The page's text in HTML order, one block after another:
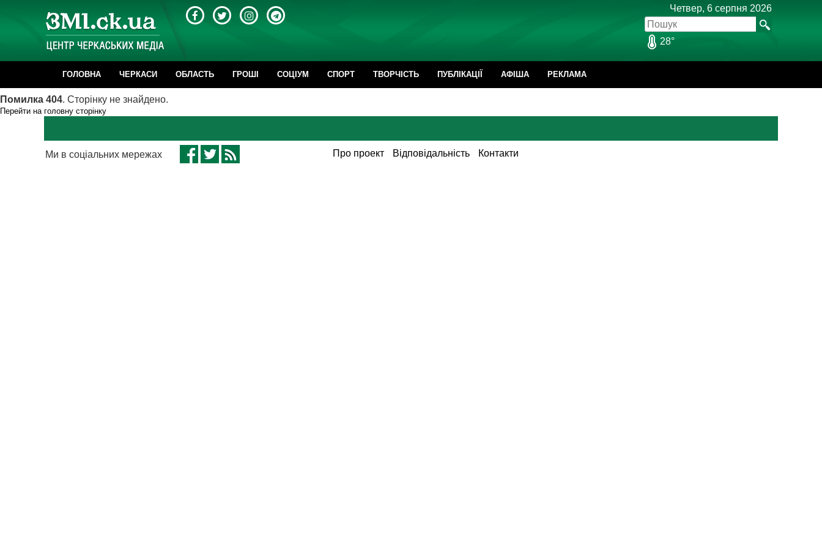
Четвер, 6 серпня 2026
28°
ГОЛОВНА ЧЕРКАСИ ОБЛАСТЬ ГРОШІ CОЦІУМ СПОРТ ТВОРЧІСТЬ ПУБЛІКАЦІЇ АФІША РЕКЛАМА
Помилка 404. Сторінку не знайдено.
Перейти на головну сторінку
Ми в соціальних мережах Про проект Відповідальність Контакти